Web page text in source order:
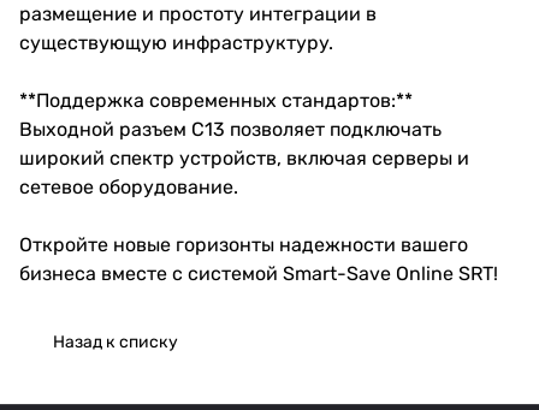
размещение и простоту интеграции в
существующую инфраструктуру.
**Поддержка современных стандартов:**
Выходной разъем C13 позволяет подключать
широкий спектр устройств, включая серверы и
сетевое оборудование.
Откройте новые горизонты надежности вашего
бизнеса вместе с системой Smart-Save Online SRT!
Назад к списку